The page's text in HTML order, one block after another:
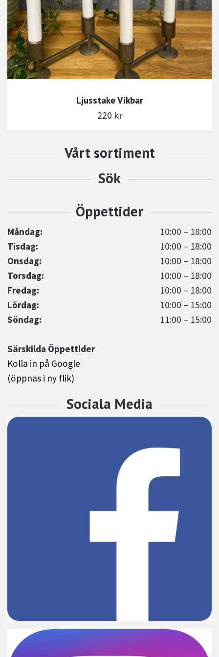
Måndag:
10:00 – 18:00
Tisdag:
10:00 – 18:00
Onsdag:
10:00 – 18:00
Torsdag:
10:00 – 18:00
Fredag:
10:00 – 18:00
Lördag:
10:00 – 15:00
Söndag:
11:00 – 15:00
Särskilda Öppettider
Kolla in på Google
(öppnas i ny flik)
Ljusstake Vikbar
220 kr